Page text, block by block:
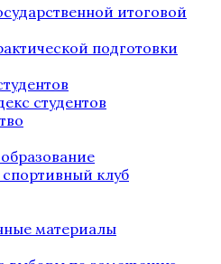
итоговой
подготовки
студентов
клуб
материалы